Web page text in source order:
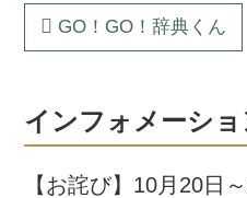
GO！GO！辞典くん
インフォメーショ
【お詫び】10月20日